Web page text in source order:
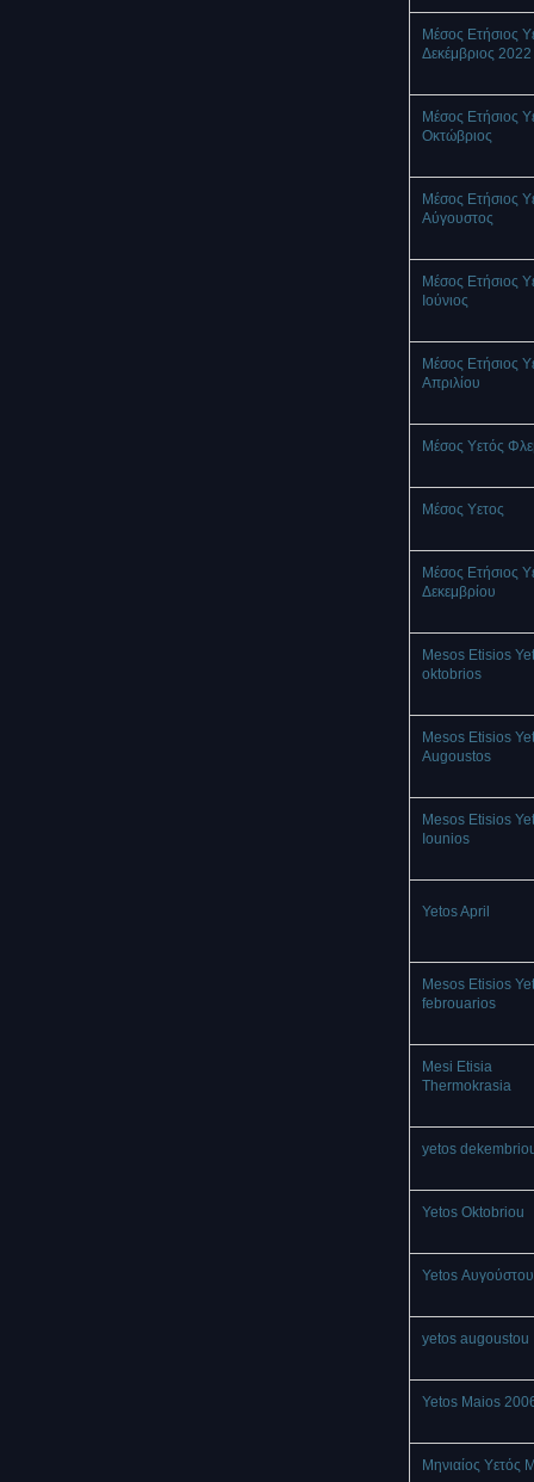
Μέσος Ετήσιος
Δεκέμβριος 2022
Μέσος Ετήσιος
Οκτώβριος
Μέσος Ετήσιος
Αύγουστος
Μέσος Ετήσιος
Ιούνιος
Μέσος Ετήσιος
Απριλίου
Μέσος Υετός
Mέσος Υετος
Μέσος Ετήσιος
Δεκεμβρίου
Mesos Etisios
oktobrios
Mesos Etisios
Augoustos
Mesos Etisios
Iounios
Yetos April
Mesos Etisios
febrouarios
Mesi Etisia
Thermokrasia
yetos
Yetos Oktobriou
Yetos Αυγούστου
yetos augoustou
Yetos Maios
Μηνιαίος Υετός